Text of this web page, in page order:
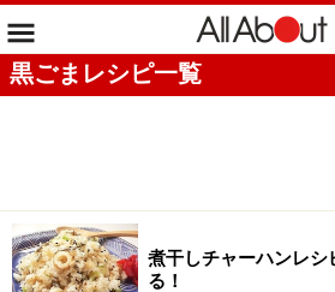
黒ごまレシピ一覧
煮干しチャーハンレ
る！